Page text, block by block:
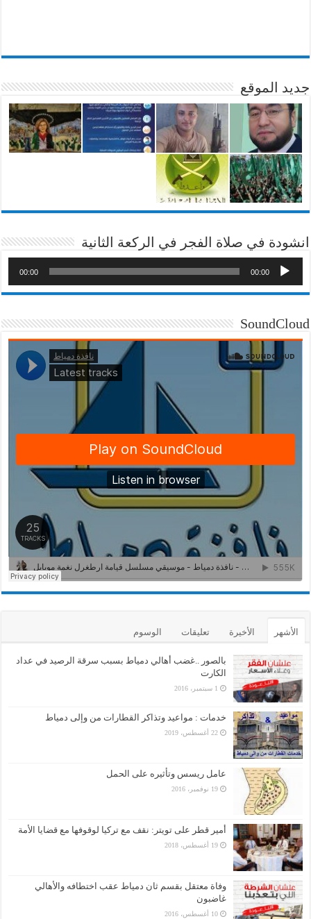
جديد الموقع
انشودة في صلاة الفجر في الركعة الثانية
00:00
00:00
SoundCloud
الأشهر الأخيرة تعليقات الوسوم
بالصور ..غضب أهالي دمياط بسبب سرقة الرصيد في عداد
الكارت
1 سبتمبر، 2016
خدمات : مواعيد وتذاكر القطارات من وإلى دمياط
22 أغسطس، 2019
عامل ريسس وتأثيره على الحمل
19 نوفمبر، 2016
أمير قطر على تويتر: نقف مع تركيا لوقوفها مع قضايا الأمة
19 أغسطس، 2018
وفاة معتقل بقسم ثان دمياط عقب اختطافه والأهالي
غاضبون
10 أغسطس، 2016